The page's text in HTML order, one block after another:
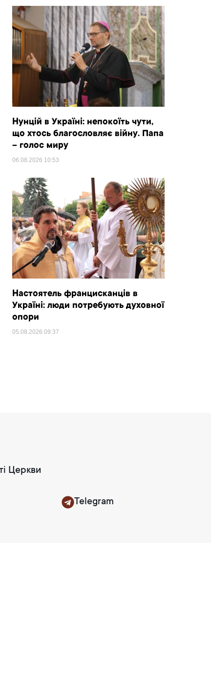
Нунцій в Україні: непокоїть чути,
що хтось благословляє війну. Папа
– голос миру
06.08.2026 10:53
Настоятель францисканців в
Україні: люди потребують духовної
опори
05.08.2026 09:37
Церкви
Telegram